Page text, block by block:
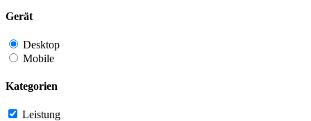
Gerät
Desktop
Mobile
Kategorien
Leistung